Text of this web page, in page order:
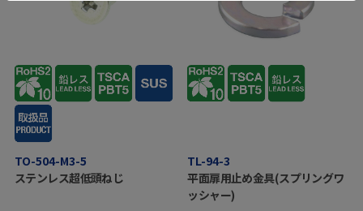
TO-504-M3-5
ステンレス超低頭ねじ
TL-94-3
平面扉用止め金具(スプリングワ
ッシャー)